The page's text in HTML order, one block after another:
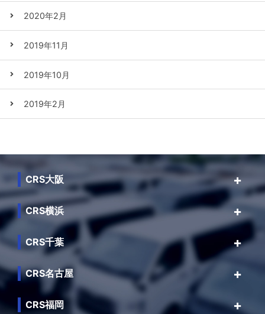
2020年2月
2019年11月
2019年10月
2019年2月
CRS大阪
CRS横浜
CRS千葉
CRS名古屋
CRS福岡